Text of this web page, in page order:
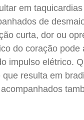
em
de
curta, dor ou
do coração pode
impulso elétrico.
resulta em